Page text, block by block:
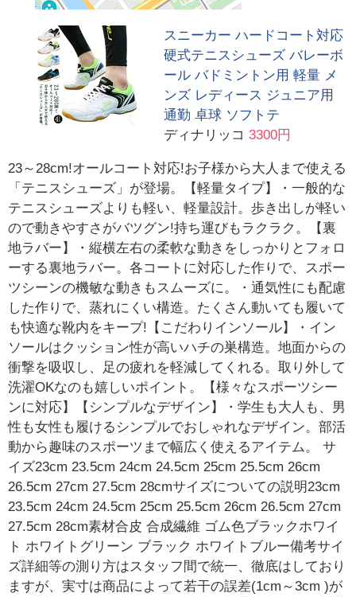
スニーカー ハードコート対応
硬式テニスシューズ バレーボ
ール バドミントン用 軽量 メ
ンズ レディース ジュニア用
通勤 卓球 ソフトテ
ディナリッコ 3300円
23～28cm!オールコート対応!お子様から大人まで使える
「テニスシューズ」が登場。【軽量タイプ】・一般的な
テニスシューズよりも軽い、軽量設計。歩き出しが軽い
ので動きやすさがバツグン!持ち運びもラクラク。【裏
地ラバー】・縦横左右の柔軟な動きをしっかりとフォロ
ーする裏地ラバー。各コートに対応した作りで、スポー
ツシーンの機敏な動きもスムーズに。・通気性にも配慮
した作りで、蒸れにくい構造。たくさん動いても履いて
も快適な靴内をキープ!【こだわりインソール】・イン
ソールはクッション性が高いハチの巣構造。地面からの
衝撃を吸収し、足の疲れを軽減してくれる。取り外して
洗濯OKなのも嬉しいポイント。【様々なスポーツシー
ンに対応】【シンプルなデザイン】・学生も大人も、男
性も女性も履けるシンプルでおしゃれなデザイン。部活
動から趣味のスポーツまで幅広く使えるアイテム。 サ
イズ23cm 23.5cm 24cm 24.5cm 25cm 25.5cm 26cm
26.5cm 27cm 27.5cm 28cmサイズについての説明23cm
23.5cm 24cm 24.5cm 25cm 25.5cm 26cm 26.5cm 27cm
27.5cm 28cm素材合皮 合成繊維 ゴム色ブラックホワイ
ト ホワイトグリーン ブラック ホワイトブルー備考サイ
ズ詳細等の測り方はスタッフ間で統一、徹底はしており
ますが、実寸は商品によって若干の誤差(1cm～3cm )が